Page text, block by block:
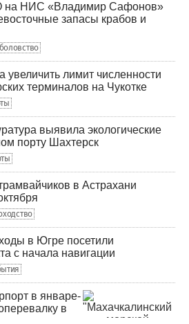
на НИС «Владимир Сафонов»
запасы крабов и
лимит численности
терминалов на Чукотке
выявила экологические
порту Шахтерск
в Астрахани
в Югре посетили
с начала навигации
в январе-
в